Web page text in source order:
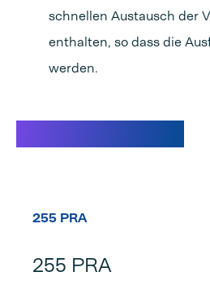
schnellen Austausch der
enthalten, so dass die
werden.
255 PRA
255 PRA